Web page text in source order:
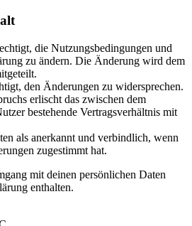
die Nutzungsbedingungen und
zu ändern. Die Änderung wird dem
den Änderungen zu widersprechen.
erlischt das zwischen dem
bestehende Vertragsverhältnis mit
als anerkannt und verbindlich, wenn
zugestimmt hat.
mit deinen persönlichen Daten
enthalten.